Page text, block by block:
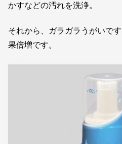
かすなどの汚れを洗浄。
それから、ガラガラうがいで
果倍増です。